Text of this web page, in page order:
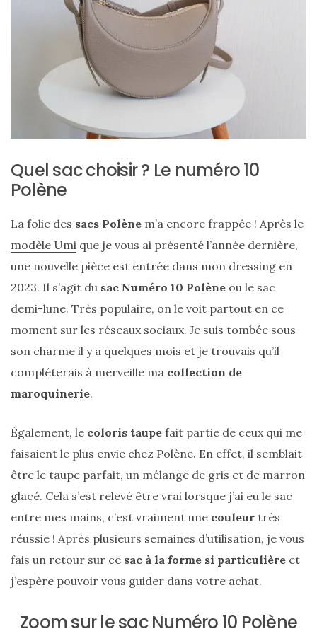
sac
soie
et
cuir
au
luxe
discret
06/06/2026
Sac
Quel sac choisir ? Le numéro 10
Polène
La folie des sacs Polène m’a encore frappée ! Après le
modèle Umi que je vous ai présenté l’année dernière,
une nouvelle pièce est entrée dans mon dressing en
2023. Il s’agit du sac Numéro 10 Polène ou le sac
demi-lune. Très populaire, on le voit partout en ce
moment sur les réseaux sociaux. Je suis tombée sous
son charme il y a quelques mois et je trouvais qu’il
compléterais à merveille ma collection de
maroquinerie.
Également, le coloris taupe fait partie de ceux qui me
faisaient le plus envie chez Polène. En effet, il semblait
être le taupe parfait, un mélange de gris et de marron
glacé. Cela s’est relevé être vrai lorsque j’ai eu le sac
entre mes mains, c’est vraiment une couleur très
réussie ! Après plusieurs semaines d’utilisation, je vous
fais un retour sur ce sac à la forme si particulière et
j’espère pouvoir vous guider dans votre achat.
Zoom sur le sac Numéro 10 Polène